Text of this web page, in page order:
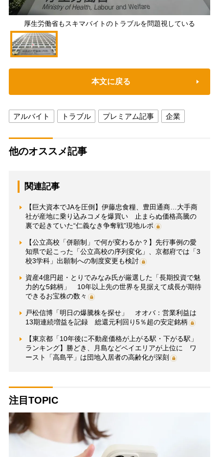
厚生労働省もスキマバイトのトラブルを問題視している
本文に戻る
アルバイト トラブル プレミアム記事 企業
他のオススメ記事
関連記事
【巨大資本でJAを圧倒】伊藤忠食糧、豊田通商…大手商
社が産地に乗り込みコメを爆買い 止まらぬ価格高騰の
裏で起きていた“仁義なき争奪戦”現地ルポ
【公立高校「併願制」で何が変わるか？】先行事例の愛
知県で起こった「公立高校の序列変化」、京都府では「3
校3学科」出願制への制度変更も検討
資産4億円超・とりでみなみ氏が厳選した「長期投資で魅
力的な5銘柄」 10年以上先の世界を見据えて成長が期待
できるお宝株の数々
戸松信博「明日の爆騰株を探せ」 オオバ：営業利益は
13期連続増益を記録 総還元利回り5％超の安定銘柄
【東京都「10年後に不動産価格が上がる駅・下がる駅」
ランキング】勝どき、月島などベイエリアが上位に ワ
ースト「高島平」は団地入居者の高齢化が深刻
注目TOPIC